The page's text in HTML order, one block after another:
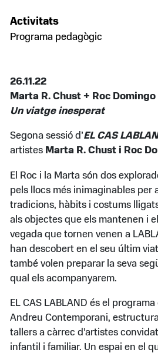
Activitats
Programa pedagògic
26.11.22
Marta R. Chust + Roc Domingo
Un viatge inesperat
Segona sessió d’EL CAS
artistes Marta R. Chust i Roc
El Roc i la Marta són dos
pels llocs més inimaginables per
tradicions, hàbits i costums
als objectes que els mantenen i
vegada que tornen venen a
han descobert en el seu últim
també volen preparar la seva
qual els acompanyarem.
EL CAS LABLAND és el
Andreu Contemporani,
tallers a càrrec d’artistes
infantil i familiar. Un espai en el